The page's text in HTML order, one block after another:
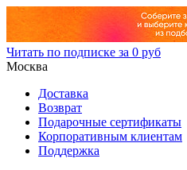
Читать по подписке за 0 руб
Москва
Доставка
Возврат
Подарочные сертификаты
Корпоративным клиентам
Поддержка